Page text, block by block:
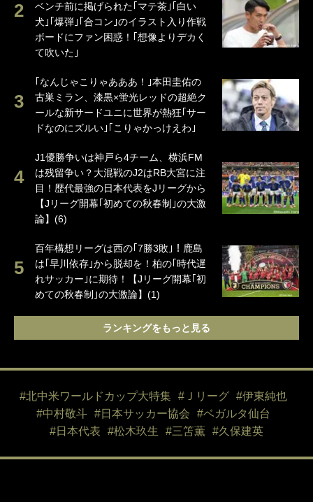
ベンチ前に掲げられた｢マテ茶｣｢白い
犬｣｢爆弾｣｢合コン｣のイラスト入り作戦
ボードにファン困惑！｢想像よりデカく
て吹いた｣
｢なんじゃこりゃあああ！｣本田圭佑の
古巣ミラン、漆黒×蛍光レッドの超絶ク
ールな新サードユニに世界が熱狂｢サー
ドなのにズルい｣｢こりゃかっけえわ｣
J1優勝争いは神戸ら4チーム、横浜FM
は残留争い？大混戦のJ2はRB大宮に注
目！歴代最強の日本代表をJリーグから
【Jリーグ開幕｢初めての秋春制｣の大激
論】(6)
百年構想リーグは西の｢7勝3敗｣！鹿島
は｢早川依存｣から脱却を！柏の｢時代遅
れサッカー｣に期待！【Jリーグ開幕｢初
めての秋春制｣の大激論】(1)
ランキングをもっと見る
#北中米ワールドカップ大特集 #Ｊリーグ
#伊東純也
#中村敬斗
#日本サッカー協会
#ベガルタ仙台
#日本代表
#松木玖生 #三笘薫 #久保建英